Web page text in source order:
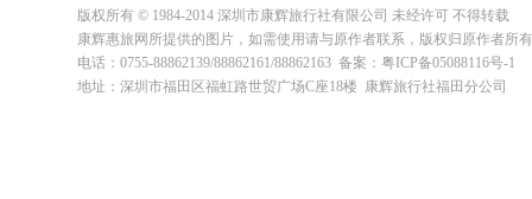
版权所有 © 1984-2014 深圳市康辉旅行社有限公司 未经许可 不得转载
康辉惠旅网所提供的图片，如需使用请与原作者联系，版权归原作者所
电话：0755-88862139/88862161/88862163 备案：粤ICP备05088116号-1
地址：深圳市福田区福虹路世贸广场C座18楼 康辉旅行社福田分公司